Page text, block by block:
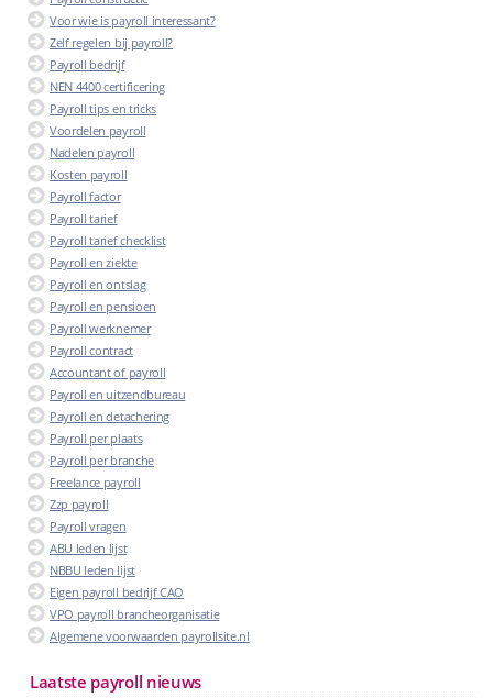
Voor wie is payroll interessant?
Zelf regelen bij payroll?
Payroll bedrijf
NEN 4400 certificering
Payroll tips en tricks
Voordelen payroll
Nadelen payroll
Kosten payroll
Payroll factor
Payroll tarief
Payroll tarief checklist
Payroll en ziekte
Payroll en ontslag
Payroll en pensioen
Payroll werknemer
Payroll contract
Accountant of payroll
Payroll en uitzendbureau
Payroll en detachering
Payroll per plaats
Payroll per branche
Freelance payroll
Zzp payroll
Payroll vragen
ABU leden lijst
NBBU leden lijst
Eigen payroll bedrijf CAO
VPO payroll brancheorganisatie
Algemene voorwaarden payrollsite.nl
Laatste payroll nieuws